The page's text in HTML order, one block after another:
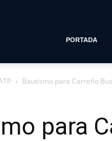
PORTADA
Bautismo para Carreño
para